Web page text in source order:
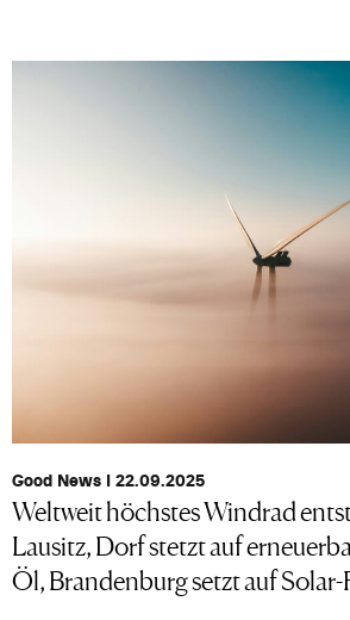
Good News I 22.09.2025
Weltweit höchstes Windrad
Lausitz, Dorf stetzt auf
Öl, Brandenburg setzt auf